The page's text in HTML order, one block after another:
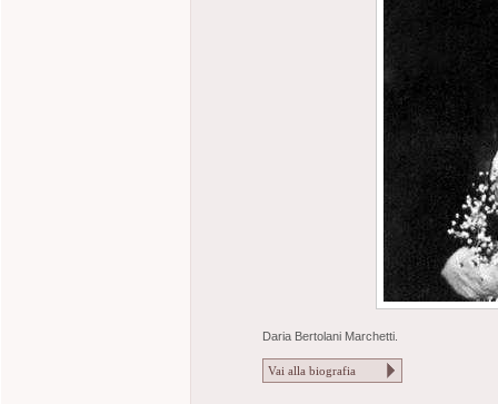
Daria Bertolani Marchetti.
Vai alla biografia